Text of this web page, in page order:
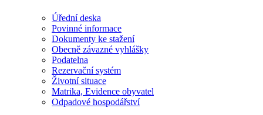
Úřední deska
Povinné informace
Dokumenty ke stažení
Obecně závazné vyhlášky
Podatelna
Rezervační systém
Životní situace
Matrika, Evidence obyvatel
Odpadové hospodářství